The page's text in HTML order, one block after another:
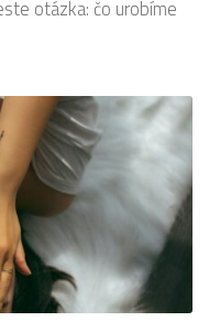
otázka: čo urobíme